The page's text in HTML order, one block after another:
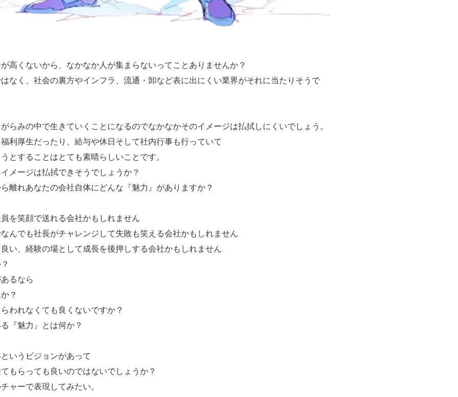
高くないから、なかなか人が集まらないってことありませんか？
なく、社会の裏方やインフラ、流通・卸など表に出にくい業界がそれに当たりそうで
らみの中で生きていくことになるのでなかなかそのイメージは払拭しにくいでしょう。
利厚生だったり、給与や休日そして社内行事も行っていて
とすることはとても素晴らしいことです。
メージは払拭できそうでしょうか？
離れあなたの会社自体にどんな『魅力』がありますか？
を笑顔で送れる会社かもしれません
んでも社長がチャレンジして失敗も笑える会社かもしれません
い、経験の場として成長を後押しする会社かもしれません
るなら
？
われなくても良くないですか？
『魅力』とは何か？
いうビジョンがあって
もらっても良いのではないでしょうか？
ャーで表現してみたい。